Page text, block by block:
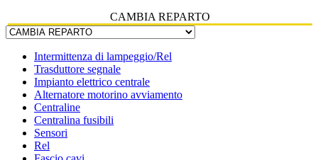
CAMBIA REPARTO
Intermittenza di lampeggio/Rel
Trasduttore segnale
Impianto elettrico centrale
Alternatore motorino avviamento
Centraline
Centralina fusibili
Sensori
Rel